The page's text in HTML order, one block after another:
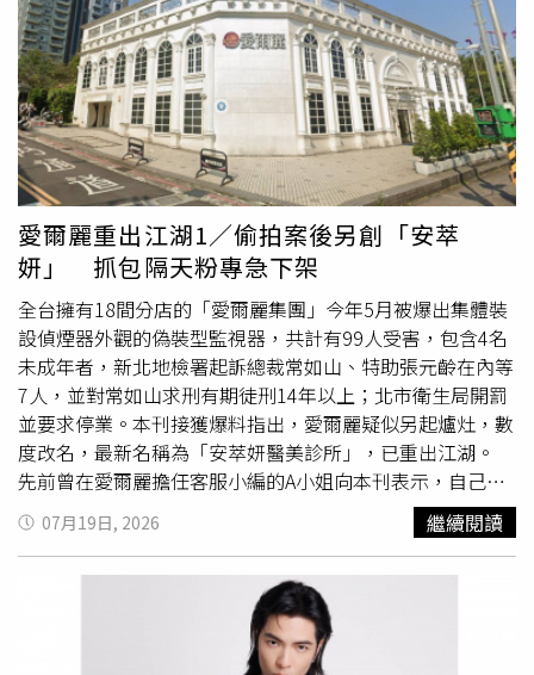
類衣服。朵莉夫人造型參考1920 至1930年代盛行的裝飾主
義，以剪裁俐落合身的黑色長裙搭配吸睛的紅色手套，展現
神秘又優雅的氣質。紀培慧表示：「衣服包覆性極高、不露
出一絲肌膚，讓我覺得像朵莉夫人活了千年築起的心牆，隱
密且不想被觸碰，表演上也特別注重她給人的距離感。」而
她今年6月與愛情長跑9年的男友完婚，被問到成為長跑9年
決定走入家庭成為人妻的原因，紀培慧卻笑說這要問另一
半，因為兩人相處一直都是以人生伴侶的狀態，或許對方想
要找回熱戀期的感覺，給生活加點料，也坦言比較大的轉變
是現在更有責任感，會想為對方付出更多。邱以太飾演的網
紅花藝師阿越造型年輕俐落，手臂上的藤蔓刺青暗示著一切
將蔓延成一發不可收拾的噩夢。他拍攝時不少畫面裸半身，
為此特別練身材，不過對他來說印象最深的是隱形眼鏡，因
為他從沒戴過大片的隱形眼鏡，第一次嘗試就花了30分鐘，
這次要演出又配音，對他來說也是一大挑戰，而三人開拍前
一起上表演課，每天都要拉筋，「痛」出好感情。姚愛寗今
看預告片時，甚至情緒激動淚灑現場，她感性表示：「因為
拍攝時我們都在簡單的攝影棚，有點話劇社的方式，很多東
西靠想像，以及演員之間把真心掏出來，看到最終呈現出來
的效果，回想到當時的情緒，就沒有辦法控制。」動畫電影
《歡迎來到朵莉之家》將於萬聖節全台上映。除了來自文化
部、國外電影節、海內外讀者和觀眾的肯定，本IP亦獲得文
策院各相關單位的支持與扶植，讓作品持續拓展多元可能；
打造溫暖療癒的AI動畫。落日海邊小鎮、長椅與毛絨絨的人
偶角色，將歌曲中的矛盾、沉默與思念具象化，柔軟細膩的
視覺風格沖淡了歌曲中的遺憾與傷感，也讓一句簡單的「對
不起」，化作一場與愛人、也與過去那個笨拙自己的溫柔和
解。
愛爾麗重出江湖1／偷拍案後另創「安萃
妍」 抓包隔天粉專急下架
全台擁有18間分店的「愛爾麗集團」今年5月被爆出集體裝
設偵煙器外觀的偽裝型監視器，共計有99人受害，包含4名
未成年者，新北地檢署起訴總裁常如山、特助張元齡在內等
7人，並對常如山求刑有期徒刑14年以上；北市衛生局開罰
並要求停業。本刊接獲爆料指出，愛爾麗疑似另起爐灶，數
度改名，最新名稱為「安萃妍醫美診所」，已重出江湖。
先前曾在愛爾麗擔任客服小編的A小姐向本刊表示，自己在
愛爾麗擔任客服小編約半年時間，並在去年離職，然而在愛
爾麗爆發偷拍事件後，自己偶然在臉書被「無針玻尿酸」的
醫美廣告推播，仔細察看卻發現該間診所主打的美容儀療
程，就是過往愛爾麗強調獨有的「晶瓷鑽療程」，只是名稱
被更改為「無針玻尿酸」，而圖片背景執行的美容師更身著
一身顯眼的愛爾麗紫色制服，當場抓包愛爾麗疑似想重新培
07月19日, 2026 繼續閱讀